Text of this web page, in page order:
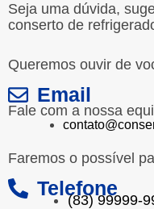
Seja uma dúvida,
conserto de
Queremos ouvir de
Email
Fale com a nossa
Faremos o possível
Telefone
(83) 99999-